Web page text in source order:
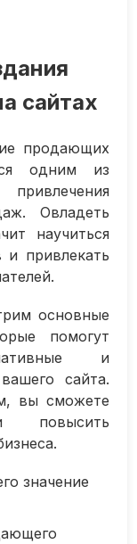
сайтах
продающих
одним из
Овладеть
научиться
и привлекать
основные
помогут
и
сайта.
вы сможете
повысить
значение